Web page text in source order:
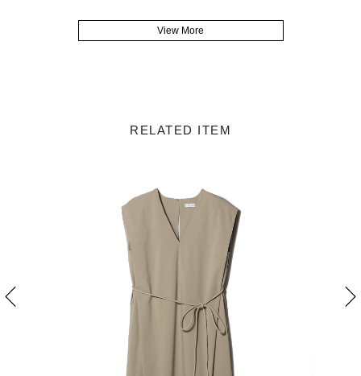
View More
RELATED ITEM